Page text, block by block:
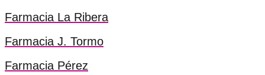
Farmacia La Ribera
Farmacia J. Tormo
Farmacia Pérez